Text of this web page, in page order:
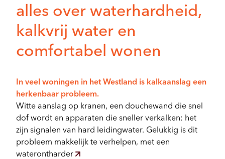
Aantal badkamers 1 2 3+
Stap 2
Bereken prijs
Brochure
Contact
Configurator
alles over waterhardheid,
kalkvrij water en
comfortabel wonen
In veel woningen in het Westland is kalkaanslag een
herkenbaar probleem.
Witte aanslag op kranen, een douchewand die snel
dof wordt en apparaten die sneller verkalken: het
zijn signalen van hard leidingwater. Gelukkig is dit
probleem makkelijk te verhelpen, met een
waterontharder